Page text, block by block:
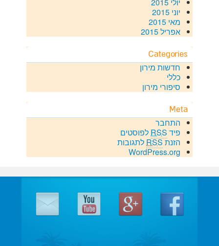
יוני 2015
מאי 2015
אפריל 2015
Categories
חדשות מירון
כללי
סיפורי מירון
Meta
התחבר
פיד RSS לפוסטים
הזנתRSS לתגובות
WordPress.org